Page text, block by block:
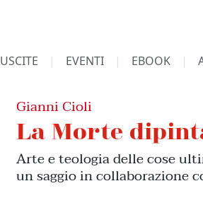
USCITE EVENTI EBOOK
Gianni Cioli
La Morte
Arte e teologia delle cose
un saggio in collaborazione